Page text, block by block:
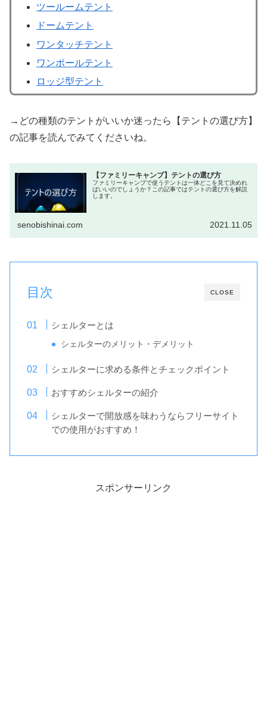
ツールームテント
ドームテント
ワンタッチテント
ワンポールテント
ロッジ型テント
→どの種類のテントがいいか迷ったら【テントの選び方】
の記事を読んでみてくださいね。
【ファミリーキャンプ】テントの選び方
ファミリーキャンプで使うテントは一体どこを見て決めれ
ばいいのでしょうか？この記事ではテントの選び方を解説
します。
senobishinai.com 2021.11.05
CLOSE
目次
シェルターとは
シェルターのメリット・デメリット
シェルターに求める条件とチェックポイント
おすすめシェルターの紹介
シェルターで開放感を味わうならフリーサイト
での使用がおすすめ！
スポンサーリンク